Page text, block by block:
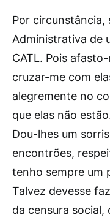
Por circunstância,
Administrativa de
CATL. Pois
cruzar-me com
alegremente no
que elas não
Dou-lhes um
encontrões,
tenho sempre um
Talvez devesse
da censura social,